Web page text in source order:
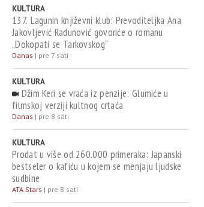
KULTURA
137. Lagunin književni klub: Prevoditeljka Ana
Jakovljević Radunović govoriće o romanu
„Dokopati se Tarkovskog“
Danas | pre 7 sati
KULTURA
Džim Keri se vraća iz penzije: Glumiće u
filmskoj verziji kultnog crtaća
Danas | pre 8 sati
KULTURA
Prodat u više od 260.000 primeraka: Japanski
bestseler o kafiću u kojem se menjaju ljudske
sudbine
ATA Stars | pre 8 sati